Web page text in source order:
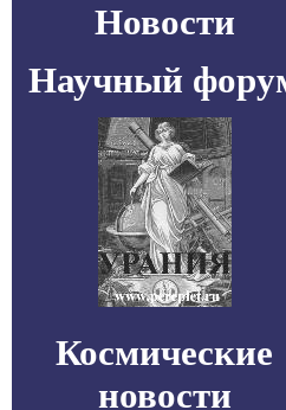
Новости
Научный
Космические
новости